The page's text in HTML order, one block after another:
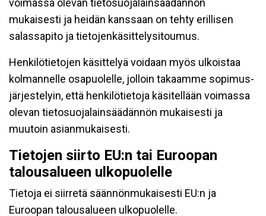
voimassa olevan tietosuojalainsäädännön
mukaisesti ja heidän kanssaan on tehty erillisen
salassapito ja tietojenkäsittelysitoumus.
Henkilötietojen käsittelyä voidaan myös ulkoistaa
kolmannelle osapuolelle, jolloin takaamme sopimus-
järjestelyin, että henkilötietoja käsitellään voimassa
olevan tietosuojalainsäädännön mukaisesti ja
muutoin asianmukaisesti.
Tietojen siirto EU:n tai Euroopan
talousalueen ulkopuolelle
Tietoja ei siirretä säännönmukaisesti EU:n ja
Euroopan talousalueen ulkopuolelle.